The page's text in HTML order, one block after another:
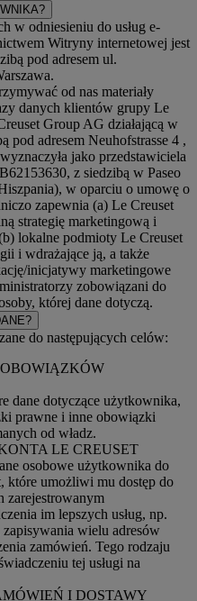
w odniesieniu do usług e-
Witryny internetowej jest
pod adresem ul.
od nas materiały
danych klientów grupy Le
Group AG działającą w
pod adresem Neuhofstrasse 4 ,
jako przedstawiciela
z siedzibą w Paseo
w oparciu o umowę o
zapewnia (a) Le Creuset
strategię marketingową i
lokalne podmioty Le Creuset
i wdrażające ją, a także
inicjatywy marketingowe
zobowiązani do
której dane dotyczą.
do następujących celów:
dane dotyczące użytkownika,
prawne i inne obowiązki
od władz.
LE CREUSET
osobowe użytkownika do
które umożliwi mu dostęp do
zarejestrowanym
im lepszych usług, np.
wielu adresów
zamówień. Tego rodzaju
tej usługi na
I DOSTAWY